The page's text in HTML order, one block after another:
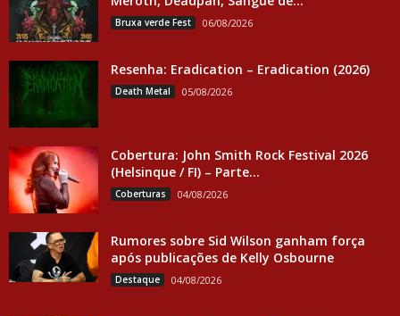
Bruxa verde Fest 06/08/2026
Resenha: Eradication – Eradication (2026)
Death Metal 05/08/2026
Cobertura: John Smith Rock Festival 2026
(Helsinque / FI) – Parte...
Coberturas 04/08/2026
Rumores sobre Sid Wilson ganham força
após publicações de Kelly Osbourne
Destaque 04/08/2026